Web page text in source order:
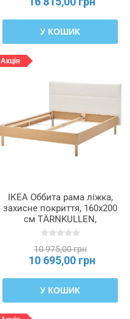
У КОШИК
Акція
ІКЕА Оббита рама ліжка,
захисне покриття, 160x200
см TÄRNKULLEN,
805.876.38
10 975,00 грн
10 695,00 грн
У КОШИК